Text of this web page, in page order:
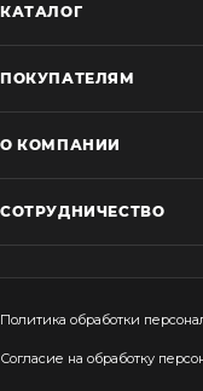
КАТАЛОГ
ПОКУПАТЕЛЯМ
О КОМПАНИИ
СОТРУДНИЧЕСТВО
Политика обработки
Согласие на обработку